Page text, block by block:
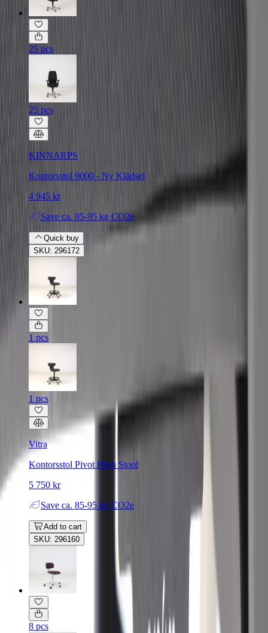
25 pcs
25 pcs
KINNARPS
Kontorsstol 9000 - Ny Klädsel
4 945 kr
Save ca. 85-95 kg CO2e
Quick buy
SKU: 296172
1 pcs
1 pcs
Vitra
Kontorsstol Pivot High Stool
5 750 kr
Save ca. 85-95 kg CO2e
Add to cart
SKU: 296160
8 pcs